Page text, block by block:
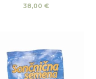
38,00 €